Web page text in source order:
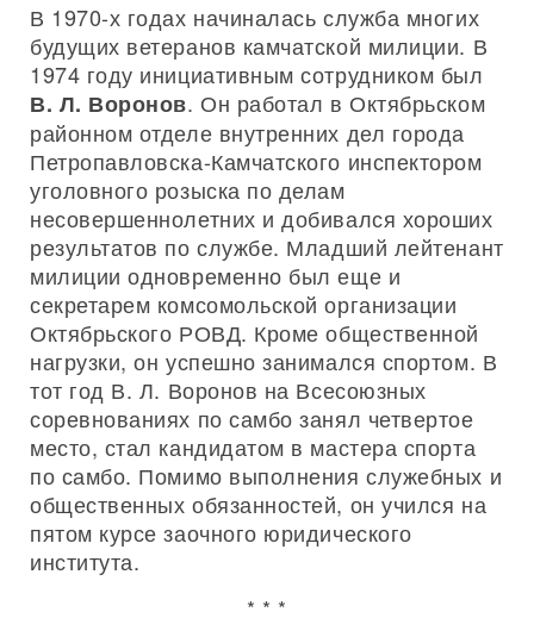
В 1970-х годах начиналась служба многих
будущих ветеранов камчатской милиции. В
1974 году инициативным сотрудником был
В. Л. Воронов. Он работал в Октябрьском
районном отделе внутренних дел города
Петропавловска-Камчатского инспектором
уголовного розыска по делам
несовершеннолетних и добивался хороших
результатов по службе. Младший лейтенант
милиции одновременно был еще и
секретарем комсомольской организации
Октябрьского РОВД. Кроме общественной
нагрузки, он успешно занимался спортом. В
тот год В. Л. Воронов на Всесоюзных
соревнованиях по самбо занял четвертое
место, стал кандидатом в мастера спорта
по самбо. Помимо выполнения служебных и
общественных обязанностей, он учился на
пятом курсе заочного юридического
института.
* * *